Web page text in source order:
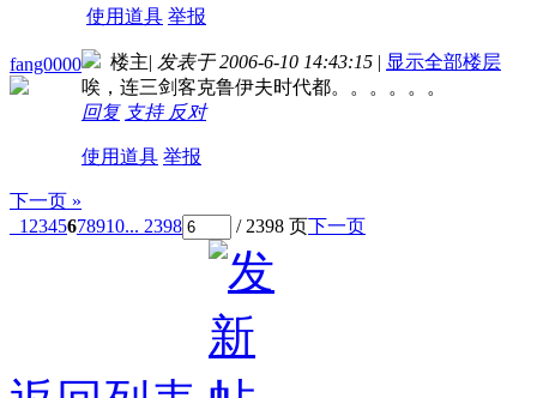
使用道具 举报
fang0000 楼主| 发表于 2006-6-10 14:43:15 | 显示全部楼层
唉，连三剑客克鲁伊夫时代都。。。。。。
回复 支持 反对
使用道具 举报
下一页 »
1 2345678910... 2398 / 2398 页下一页